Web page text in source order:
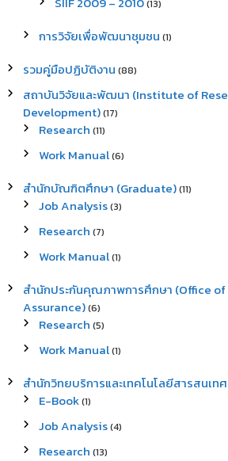
(13)
การวิจัยเพื่อพัฒนาชุมชน (1)
รวมคู่มือปฏิบัติงาน (88)
สถาบันวิจัยและพัฒนา (Institute of
Development)(17)
Research (11)
Work Manual(6)
สำนักบัณฑิตศึกษา (Graduate)(11)
Job Analysis(3)
Research (7)
Work Manual(1)
สำนักประกันคุณภาพการศึกษา (Office
Assurance)(6)
Research (5)
Work Manual(1)
สำนักวิทยบริการและเทคโนโลยีสารสนเท
E-Book(1)
Job Analysis(4)
Research (13)